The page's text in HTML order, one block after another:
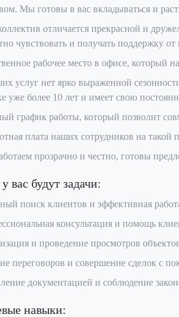
Мы готовы в вас вкладываться и
отличается прекрасной и
чувствовать и получать поддержку от
рабочее место в офисе, который
услуг нет ярко выраженной
уже более 10 лет и имеет свою
график работы, который позволит
плата наших сотрудников на
прозрачно и честно, готовы
вас будут задачи:
поиск клиентов и эффективная
консультация и помощь
и проведение просмотров
переговоров и совершение сделок с
документацией и соблюдение
навыки: